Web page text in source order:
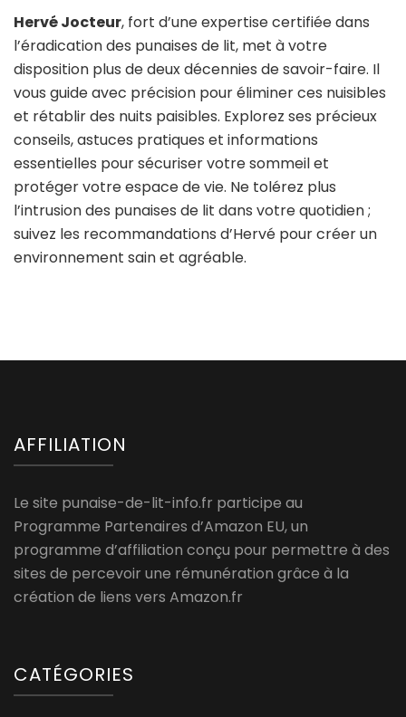
Hervé Jocteur, fort d’une expertise certifiée dans
l’éradication des punaises de lit, met à votre
disposition plus de deux décennies de savoir-faire. Il
vous guide avec précision pour éliminer ces nuisibles
et rétablir des nuits paisibles. Explorez ses précieux
conseils, astuces pratiques et informations
essentielles pour sécuriser votre sommeil et
protéger votre espace de vie. Ne tolérez plus
l’intrusion des punaises de lit dans votre quotidien ;
suivez les recommandations d’Hervé pour créer un
environnement sain et agréable.
AFFILIATION
Le site punaise-de-lit-info.fr participe au
Programme Partenaires d’Amazon EU, un
programme d’affiliation conçu pour permettre à des
sites de percevoir une rémunération grâce à la
création de liens vers Amazon.fr
CATÉGORIES